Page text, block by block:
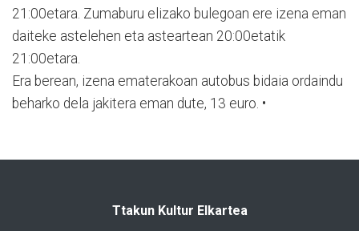
21:00etara. Zumaburu elizako bulegoan ere izena eman
daiteke astelehen eta asteartean 20:00etatik
21:00etara.
Era berean, izena ematerakoan autobus bidaia ordaindu
beharko dela jakitera eman dute, 13 euro. •
Ttakun Kultur Elkartea